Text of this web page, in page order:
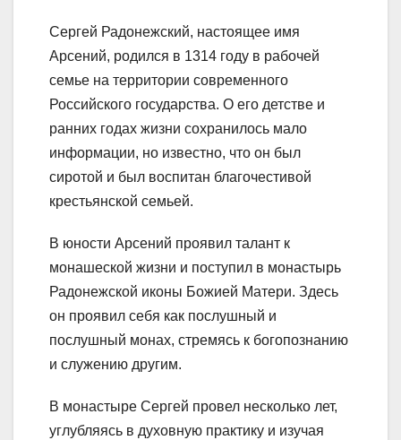
Сергей Радонежский, настоящее имя
Арсений, родился в 1314 году в рабочей
семье на территории современного
Российского государства. О его детстве и
ранних годах жизни сохранилось мало
информации, но известно, что он был
сиротой и был воспитан благочестивой
крестьянской семьей.
В юности Арсений проявил талант к
монашеской жизни и поступил в монастырь
Радонежской иконы Божией Матери. Здесь
он проявил себя как послушный и
послушный монах, стремясь к богопознанию
и служению другим.
В монастыре Сергей провел несколько лет,
углубляясь в духовную практику и изучая